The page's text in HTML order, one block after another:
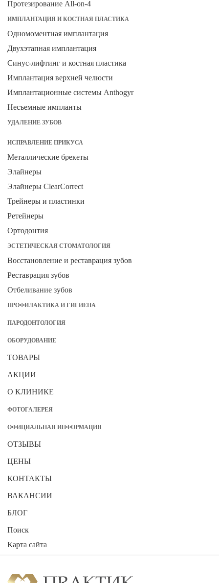
Протезирование All-on-4
ИМПЛАНТАЦИЯ И КОСТНАЯ ПЛАСТИКА
Одномоментная имплантация
Двухэтапная имплантация
Синус-лифтинг и костная пластика
Имплантация верхней челюсти
Имплантационные системы Anthogyr
Несъемные импланты
УДАЛЕНИЕ ЗУБОВ
ИСПРАВЛЕНИЕ ПРИКУСА
Металлические брекеты
Элайнеры
Элайнеры ClearCorrect
Трейнеры и пластинки
Ретейнеры
Ортодонтия
ЭСТЕТИЧЕСКАЯ СТОМАТОЛОГИЯ
Восстановление и реставрация зубов
Реставрация зубов
Отбеливание зубов
ПРОФИЛАКТИКА И ГИГИЕНА
ПАРОДОНТОЛОГИЯ
ОБОРУДОВАНИЕ
ТОВАРЫ
АКЦИИ
О КЛИНИКЕ
ФОТОГАЛЕРЕЯ
ОФИЦИАЛЬНАЯ ИНФОРМАЦИЯ
ОТЗЫВЫ
ЦЕНЫ
КОНТАКТЫ
ВАКАНСИИ
БЛОГ
Поиск
Карта сайта